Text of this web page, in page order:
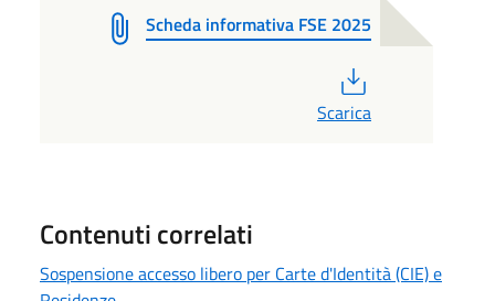
Scheda informativa FSE 2025
Scarica
Contenuti correlati
Sospensione accesso libero per Carte d'Identità (CIE) e